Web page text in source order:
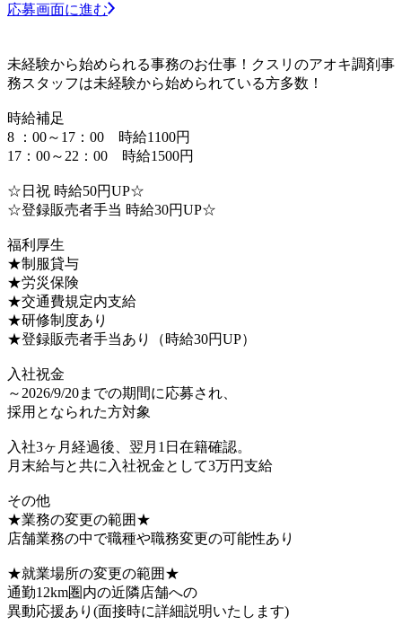
応募画面に進む
未経験から始められる事務のお仕事！クスリのアオキ調剤事
務スタッフは未経験から始められている方多数！
時給補足
8 ：00～17：00 時給1100円
17：00～22：00 時給1500円
☆日祝 時給50円UP☆
☆登録販売者手当 時給30円UP☆
福利厚生
★制服貸与
★労災保険
★交通費規定内支給
★研修制度あり
★登録販売者手当あり（時給30円UP）
入社祝金
～2026/9/20までの期間に応募され、
採用となられた方対象
入社3ヶ月経過後、翌月1日在籍確認。
月末給与と共に入社祝金として3万円支給
その他
★業務の変更の範囲★
店舗業務の中で職種や職務変更の可能性あり
★就業場所の変更の範囲★
通勤12km圏内の近隣店舗への
異動応援あり(面接時に詳細説明いたします)